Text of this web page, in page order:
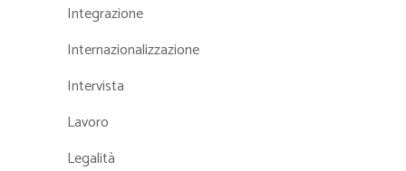
Integrazione
Internazionalizzazione
Intervista
Lavoro
Legalità